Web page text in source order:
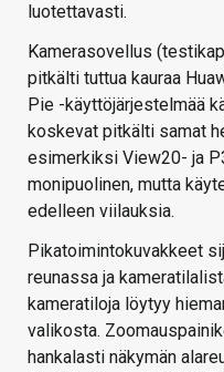
luotettavasti.
Kamerasovellus
pitkälti tuttua kauraa
Pie -käyttöjärjestelmää
koskevat pitkälti samat
esimerkiksi View20- ja
monipuolinen, mutta
edelleen viilauksia.
Pikatoimintokuvakkeet
reunassa ja
kameratiloja löytyy
valikosta.
hankalasti näkymän